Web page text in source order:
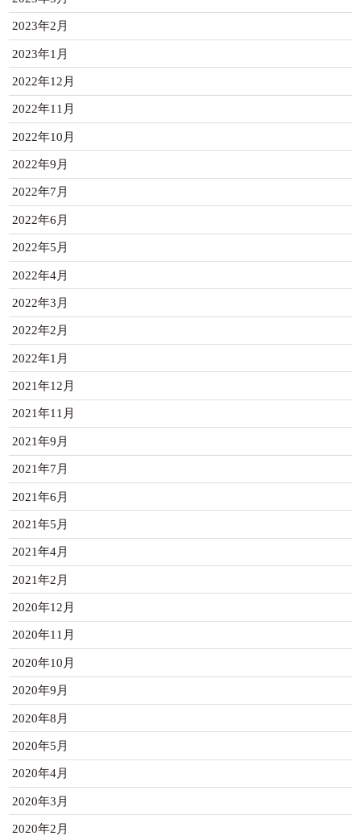
2023年2月
2023年1月
2022年12月
2022年11月
2022年10月
2022年9月
2022年7月
2022年6月
2022年5月
2022年4月
2022年3月
2022年2月
2022年1月
2021年12月
2021年11月
2021年9月
2021年7月
2021年6月
2021年5月
2021年4月
2021年2月
2020年12月
2020年11月
2020年10月
2020年9月
2020年8月
2020年5月
2020年4月
2020年3月
2020年2月